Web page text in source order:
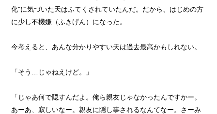
化"に気づいた天はふてくされていたんだ。だから、はじめの方
に少し不機嫌（ふきげん）になった。
今考えると、あんな分かりやすい天は過去最高かもしれない。
「そう…じゃねえけど。」
「じゃあ何で隠すんだよ。俺ら親友じゃなかったんですかー。
あーあ、寂しいなー。親友に隠し事されるなんてなー。さーみ